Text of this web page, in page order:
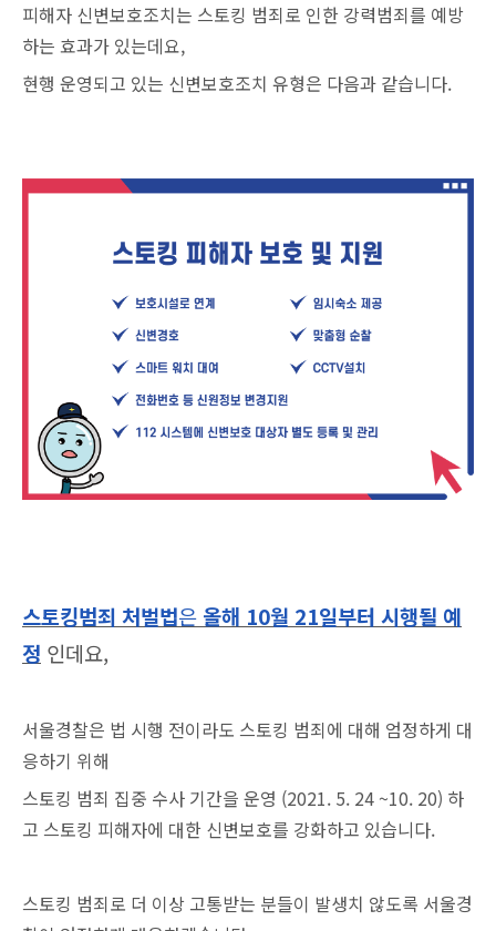
피해자 신변보호조치는 스토킹 범죄로 인한 강력범죄를 예방
하는 효과가 있는데요,
현행 운영되고 있는 신변보호조치 유형은 다음과 같습니다.
스토킹범죄 처벌법은 올해 10월 21일부터 시행될 예
정 인데요,
서울경찰은 법 시행 전이라도 스토킹 범죄에 대해 엄정하게 대
응하기 위해
스토킹 범죄 집중 수사 기간을 운영 (2021. 5. 24 ~10. 20) 하
고 스토킹 피해자에 대한 신변보호를 강화하고 있습니다.
스토킹 범죄로 더 이상 고통받는 분들이 발생치 않도록 서울경